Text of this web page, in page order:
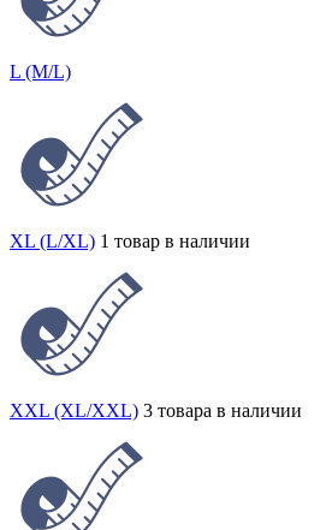
L (M/L)
XL (L/XL) 1 товар в наличии
XXL (XL/XXL) 3 товара в наличии